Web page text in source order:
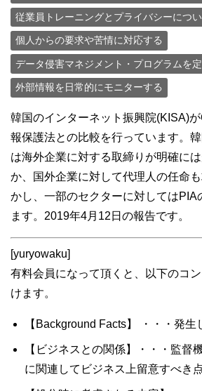
従業員トレーニングとプライバシーにつ
個人からの要求や苦情に対応する
データ侵害マネジメント・プログラムを
外部情報を日常的にモニターする
韓国のインターネット振興院(KISA)
報保護法との比較を行っています。
は海外企業に対する取締りが明確に
か、国外企業に対して代理人の任命
かし、一部のセクターに対してはPIA
ます。2019年4月12日の報告です。
[yuryowaku]
有料会員になって頂くと、以下のコ
けます。
【Background Facts】 ・・・発生
【ビジネスとの関係】・・・監督
に関連してビジネス上留意すべき